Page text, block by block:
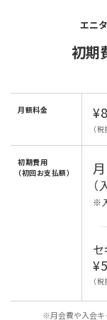
エニ
初期
月額料金
（
初期費用
（初回お支払額）
※
（
※月会費や入会キ